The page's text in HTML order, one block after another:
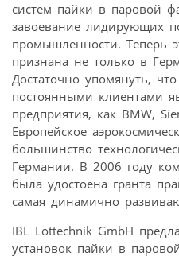
систем пайки в паровой
завоевание лидирующих
промышленности. Теперь
признана не только в
Достаточно упомянуть,
постоянными клиентами
предприятия, как BMW,
Европейское
большинство
Германии. В 2006 году
была удостоена гранта
самая динамично
IBL Lottechnik GmbH
установок пайки в